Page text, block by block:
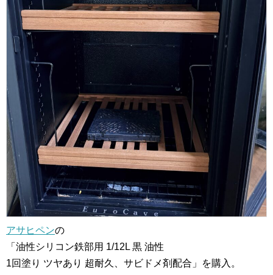
アサヒペンの
「油性シリコン鉄部用 1/12L 黒 油性
1回塗り ツヤあり 超耐久、サビドメ剤配合」を購入。